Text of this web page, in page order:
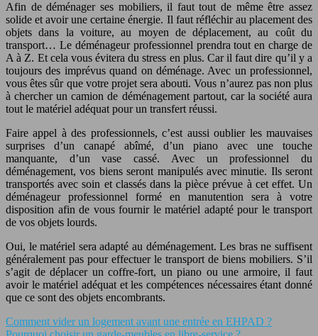
Afin de déménager ses mobiliers, il faut tout de même être assez
solide et avoir une certaine énergie. Il faut réfléchir au placement des
objets dans la voiture, au moyen de déplacement, au coût du
transport… Le déménageur professionnel prendra tout en charge de
A à Z. Et cela vous évitera du stress en plus. Car il faut dire qu’il y a
toujours des imprévus quand on déménage. Avec un professionnel,
vous êtes sûr que votre projet sera abouti. Vous n’aurez pas non plus
à chercher un camion de déménagement partout, car la société aura
tout le matériel adéquat pour un transfert réussi.
Faire appel à des professionnels, c’est aussi oublier les mauvaises
surprises d’un canapé abîmé, d’un piano avec une touche
manquante, d’un vase cassé. Avec un professionnel du
déménagement, vos biens seront manipulés avec minutie. Ils seront
transportés avec soin et classés dans la pièce prévue à cet effet. Un
déménageur professionnel formé en manutention sera à votre
disposition afin de vous fournir le matériel adapté pour le transport
de vos objets lourds.
Oui, le matériel sera adapté au déménagement. Les bras ne suffisent
généralement pas pour effectuer le transport de biens mobiliers. S’il
s’agit de déplacer un coffre-fort, un piano ou une armoire, il faut
avoir le matériel adéquat et les compétences nécessaires étant donné
que ce sont des objets encombrants.
Comment vider un logement avant une entrée en EHPAD ?